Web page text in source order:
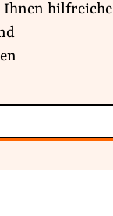
Ihnen hilfreiche